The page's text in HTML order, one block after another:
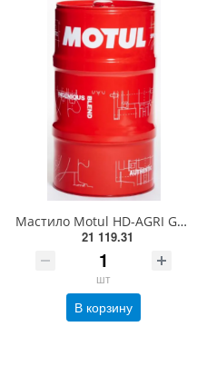
Мастило Motul HD-AGRI Grease, 50кг.
21 119.31
шт
В корзину